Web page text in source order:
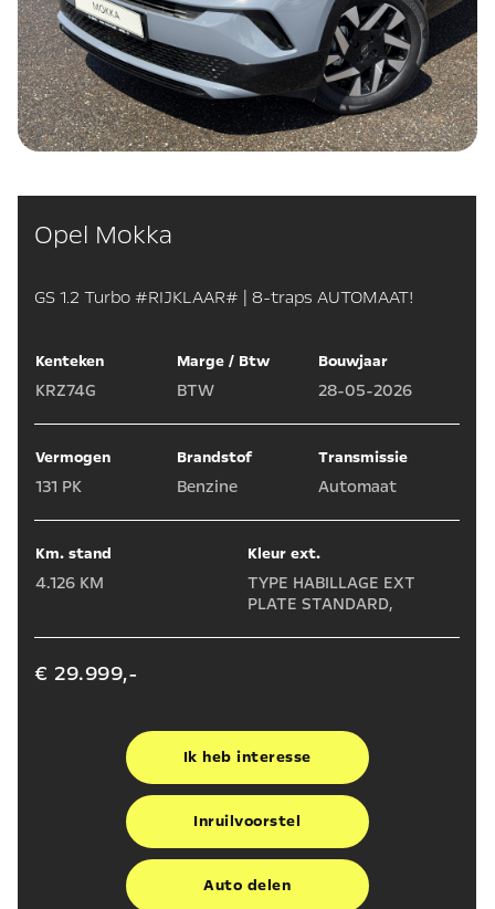
Opel Mokka
GS 1.2 Turbo #RIJKLAAR# | 8-traps AUTOMAAT!
Kenteken
KRZ74G
Marge / Btw
BTW
Bouwjaar
28-05-2026
Vermogen
131 PK
Brandstof
Benzine
Transmissie
Automaat
Km. stand
4.126 KM
Kleur ext.
TYPE HABILLAGE EXT
PLATE STANDARD,
€ 29.999,-
Ik heb interesse
Inruilvoorstel
Auto delen